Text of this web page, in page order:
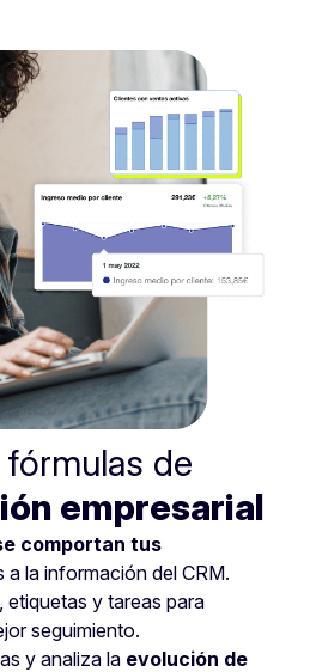
de
empresarial
comportan tus
a la información del CRM.
etiquetas y tareas para
seguimiento.
y analiza la evolución de